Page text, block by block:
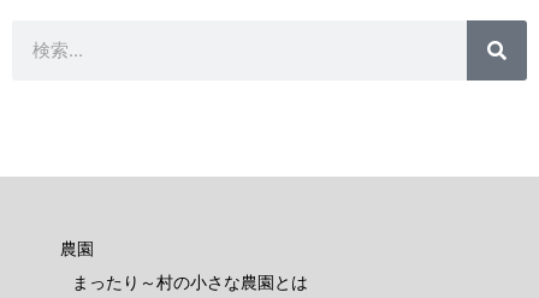
検
農園
まったり～村の小さな農園とは